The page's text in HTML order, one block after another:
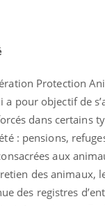
Protection
pour objectif de
dans certains
: pensions,
aux
des animaux,
des registres